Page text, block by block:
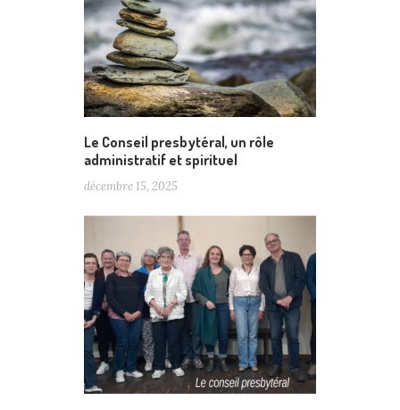
Le Conseil presbytéral, un rôle
administratif et spirituel
décembre 15, 2025